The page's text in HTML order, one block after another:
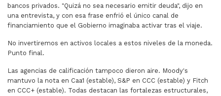
bancos privados. "Quizá no sea necesario emitir deuda", dijo en
una entrevista, y con esa frase enfrió el único canal de
financiamiento que el Gobierno imaginaba activar tras el viaje.
No invertiremos en activos locales a estos niveles de la moneda.
Punto final.
Las agencias de calificación tampoco dieron aire. Moody's
mantuvo la nota en Caa1 (estable), S&P en CCC (estable) y Fitch
en CCC+ (estable). Todas destacan las fortalezas estructurales,